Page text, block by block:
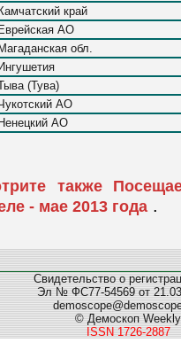
Камчатский край
Еврейская АО
Магаданская обл.
Ингушетия
(Тува)
АО
Ненецкий АО
также
- мае 2013 года .
Свидетельство о
Эл № ФС77-54569 от
© Демоскоп Weekly
ISSN 1726-2887